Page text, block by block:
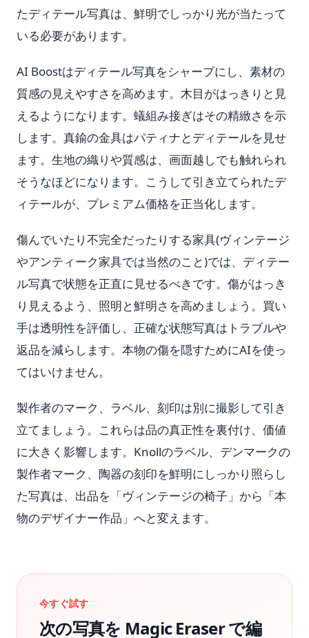
たディテール写真は、鮮明でしっかり光が当たって
いる必要があります。
AI Boostはディテール写真をシャープにし、素材の
質感の見えやすさを高めます。木目がはっきりと見
えるようになります。蟻組み接ぎはその精緻さを示
します。真鍮の金具はパティナとディテールを見せ
ます。生地の織りや質感は、画面越しでも触れられ
そうなほどになります。こうして引き立てられたデ
ィテールが、プレミアム価格を正当化します。
傷んでいたり不完全だったりする家具(ヴィンテージ
やアンティーク家具では当然のこと)では、ディテー
ル写真で状態を正直に見せるべきです。傷がはっき
り見えるよう、照明と鮮明さを高めましょう。買い
手は透明性を評価し、正確な状態写真はトラブルや
返品を減らします。本物の傷を隠すためにAIを使っ
てはいけません。
製作者のマーク、ラベル、刻印は別に撮影して引き
立てましょう。これらは品の真正性を裏付け、価値
に大きく影響します。Knollのラベル、デンマークの
製作者マーク、陶器の刻印を鮮明にしっかり照らし
た写真は、出品を「ヴィンテージの椅子」から「本
物のデザイナー作品」へと変えます。
今すぐ試す
次の写真を Magic Eraser で編